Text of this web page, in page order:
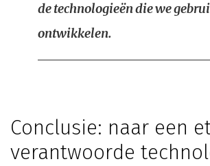
de technologieën die we
ontwikkelen.
Conclusie: naar een
verantwoorde